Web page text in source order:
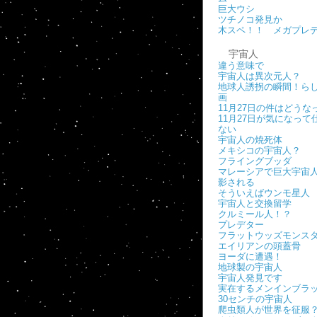
巨大ウシ
ツチノコ発見か
木スペ！！ メガプレ
宇宙人
違う意味で
宇宙人は異次元人？
地球人誘拐の瞬間！ら
画
11月27日の件はどうな
11月27日が気になって
ない
宇宙人の焼死体
メキシコの宇宙人？
フライングブッダ
マレーシアで巨大宇宙
影される
そういえばウンモ星人
宇宙人と交換留学
クルミール人！？
プレデター
フラットウッズモンス
エイリアンの頭蓋骨
ヨーダに遭遇！
地球製の宇宙人
宇宙人発見です
実在するメンインブラ
30センチの宇宙人
爬虫類人が世界を征服？